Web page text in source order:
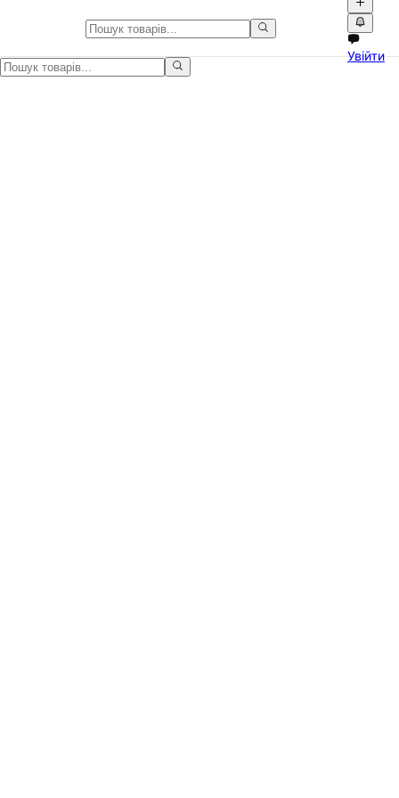
Відео оголошення та детальні
Каталог відео оголошень України. Дивіться реальні
Увійти